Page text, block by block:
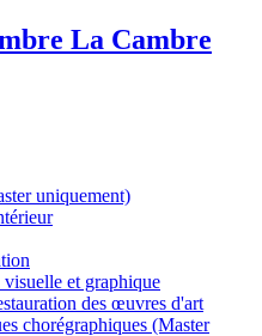
La Cambre
uniquement)
et graphique
des œuvres d'art
chorégraphiques (Master